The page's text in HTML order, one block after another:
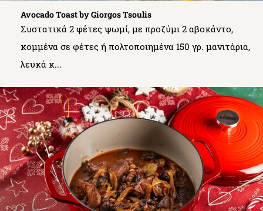
Avocado Toast by Giorgos Tsoulis
Συστατικά 2 φέτες ψωμί, με προζύμι 2 αβοκάντο,
κομμένα σε φέτες ή πολτοποιημένα 150 γρ. μανιτάρια,
λευκά κ...